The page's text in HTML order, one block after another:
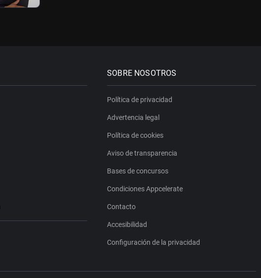
SOBRE NOSOTROS
Política de privacidad
Advertencia legal
Política de cookies
Aviso de transparencia
Bases de concursos
Condiciones Appcelerate
Contacto
Accesibilidad
Configuración de la privacidad